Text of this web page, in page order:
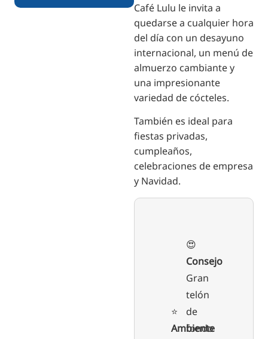
Café Lulu le invita a
quedarse a cualquier hora
del día con un desayuno
internacional, un menú de
almuerzo cambiante y
una impresionante
variedad de cócteles.
También es ideal para
fiestas privadas,
cumpleaños,
celebraciones de empresa
y Navidad.
⭐️
Ambiente
😍
Consejo
Gran
telón
de
fondo